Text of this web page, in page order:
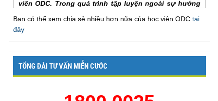
dẫn của hlv cần hơn hết là sự chia sẻ của ae học viên
với nhau để hiểu rõ từng vấn đề của phương pháp.
Trước khi đến với ODC tình trạng của tôi rất tệ, qh chỉ
sẻ với chuong trinh, tôi đã chăm chỉ làm lại từ đầu và
tôi nhận ra ... , lúc này cũng giống như khi đã xuất
Bạn có thể xem chia sẻ nhiều hơn nữa của học viên ODC tại
đây
TỔNG ĐÀI TƯ VẤN MIỄN CƯỚC